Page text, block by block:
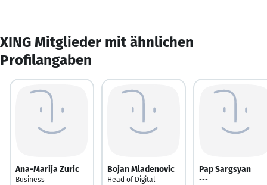
XING Mitglieder mit ähnlichen
Profilangaben
Ana-Marija Zuric
Business
Bojan Mladenovic
Head of Digital
Pap Sargsyan
---